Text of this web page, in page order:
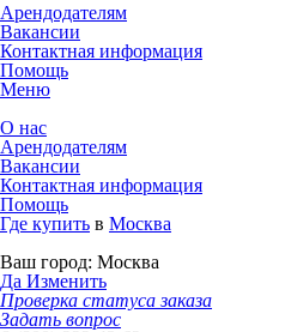
Арендодателям
Вакансии
Контактная информация
Помощь
Меню
О нас
Арендодателям
Вакансии
Контактная информация
Помощь
Где купить в Москва
Ваш город: Москва
Да Изменить
Проверка статуса заказа
Задать вопрос